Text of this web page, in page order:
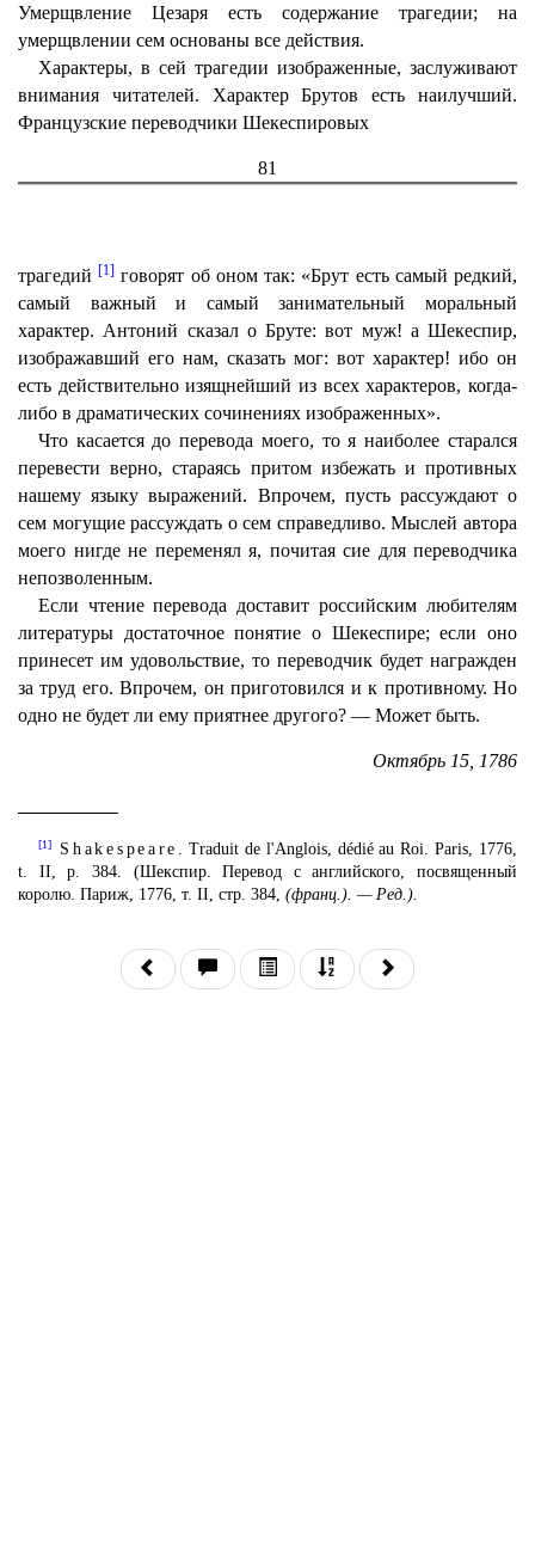
Умерщвление Цезаря есть содержание трагедии; на
умерщвлении сем основаны все действия.
Характеры, в сей трагедии изображенные, заслуживают
внимания читателей. Характер Брутов есть наилучший.
Французские переводчики Шекеспировых
81
трагедий[1] говорят об оном так: «Брут есть самый редкий,
самый важный и самый занимательный моральный
характер. Антоний сказал о Бруте: вот муж! а Шекеспир,
изображавший его нам, сказать мог: вот характер! ибо он
есть действительно изящнейший из всех характеров, когда-
либо в драматических сочинениях изображенных».
Что касается до перевода моего, то я наиболее старался
перевести верно, стараясь притом избежать и противных
нашему языку выражений. Впрочем, пусть рассуждают о
сем могущие рассуждать о сем справедливо. Мыслей автора
моего нигде не переменял я, почитая сие для переводчика
непозволенным.
Если чтение перевода доставит российским любителям
литературы достаточное понятие о Шекеспире; если оно
принесет им удовольствие, то переводчик будет награжден
за труд его. Впрочем, он приготовился и к противному. Но
одно не будет ли ему приятнее другого? — Может быть.
Октябрь 15, 1786
[1] Shakespeare. Traduit de l'Anglois, dédié au Roi. Paris, 1776,
t. II, p. 384. (Шекспир. Перевод с английского, посвященный
королю. Париж, 1776, т. II, стр. 384, (франц.). — Ред.).